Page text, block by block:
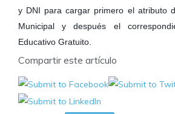
y DNI para cargar primero el atributo
Municipal y después el
Educativo Gratuito.
Compartir este artículo